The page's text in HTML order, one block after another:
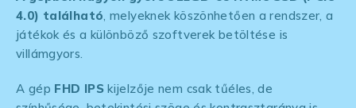
4.0) található , melyeknek köszönhetően a rendszer, a
játékok és a különböző szoftverek betöltése is
villámgyors.
A gép FHD IPSkijelzője nem csak tűéles, de